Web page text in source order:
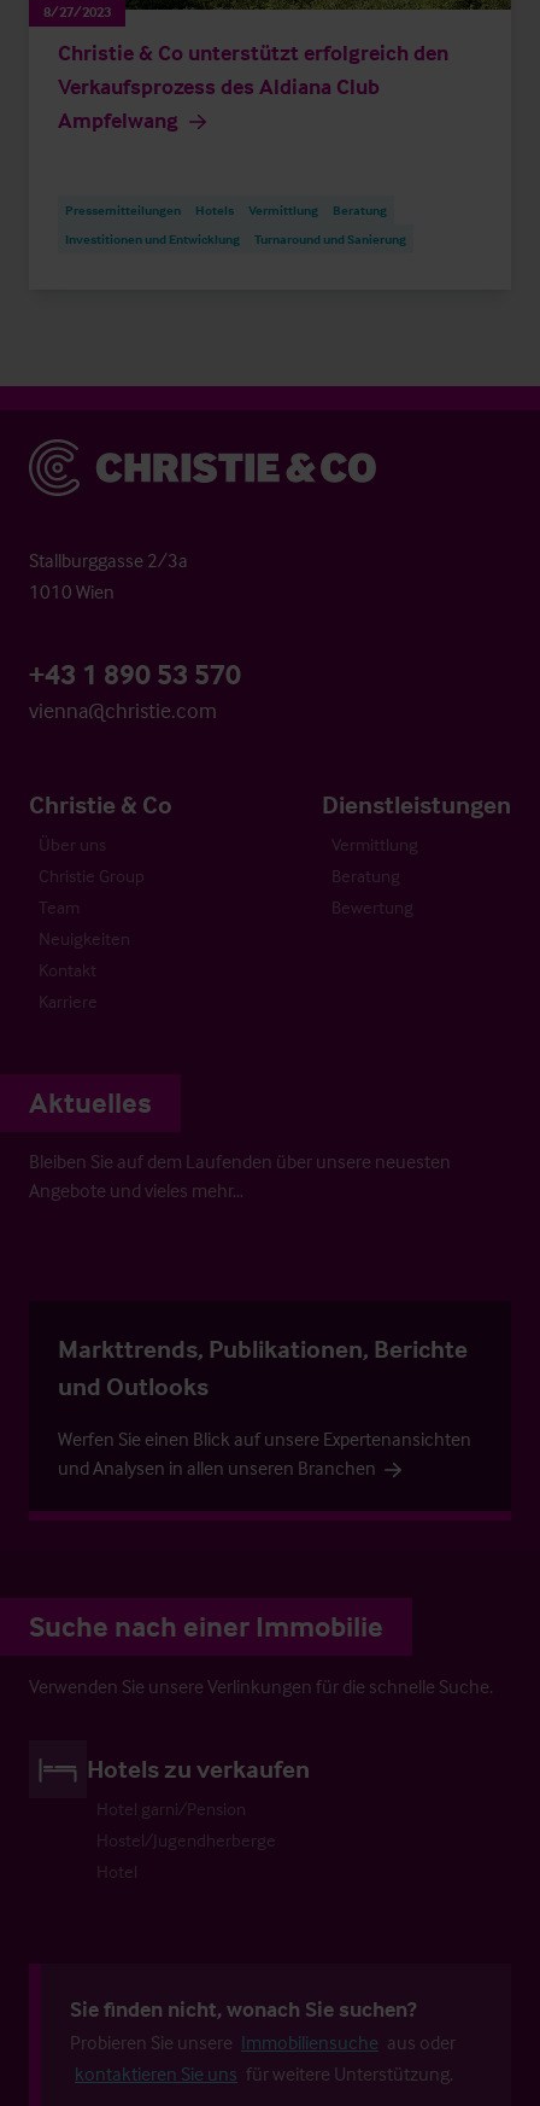
8/27/2023
Christie & Co unterstützt erfolgreich den
Verkaufsprozess des Aldiana Club
Ampfelwang
Pressemitteilungen Hotels Vermittlung
Beratung
Investitionen und Entwicklung
Turnaround und Sanierung
Christie & Co
Stallburggasse 2/3a
1010 Wien
+43 1 890 53 570
vienna@christie.com
Christie & Co
Über uns
Christie Group
Team
Neuigkeiten
Kontakt
Karriere
Dienstleistungen
Vermittlung
Beratung
Bewertung
Aktuelles
Bleiben Sie auf dem Laufenden über unsere neuesten
Angebote und vieles mehr…
Markttrends, Publikationen, Berichte
und Outlooks
Werfen Sie einen Blick auf unsere Expertenansichten
und Analysen in allen unseren Branchen
Suche nach einer Immobilie
Verwenden Sie unsere Verlinkungen für die schnelle Suche.
Hotels zu verkaufen
Hotel garni/Pension
Hostel/Jugendherberge
Hotel
Sie finden nicht, wonach Sie suchen?
Probieren Sie unsere Immobiliensuche aus oder
kontaktieren Sie uns für weitere Unterstützung.